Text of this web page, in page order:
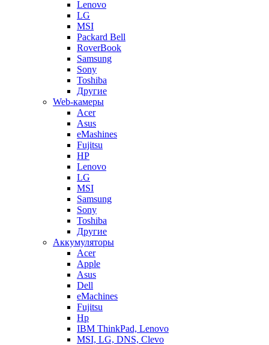
Lenovo
LG
MSI
Packard Bell
RoverBook
Samsung
Sony
Toshiba
Другие
Web-камеры
Acer
Asus
eMashines
Fujitsu
HP
Lenovo
LG
MSI
Samsung
Sony
Toshiba
Другие
Аккумуляторы
Acer
Apple
Asus
Dell
eMachines
Fujitsu
Hp
IBM ThinkPad, Lenovo
MSI, LG, DNS, Clevo